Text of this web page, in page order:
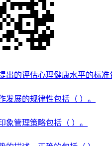
出的评估心理健康水平的标准
发展的规律性包括（ ）。
象管理策略包括（ ）。